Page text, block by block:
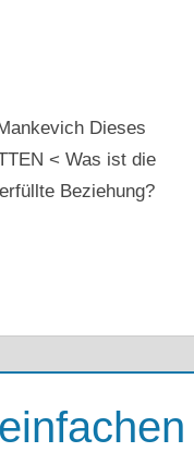
Dieses
< Was ist die
Beziehung?